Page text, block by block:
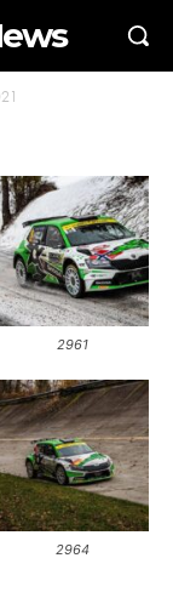
2961
2964